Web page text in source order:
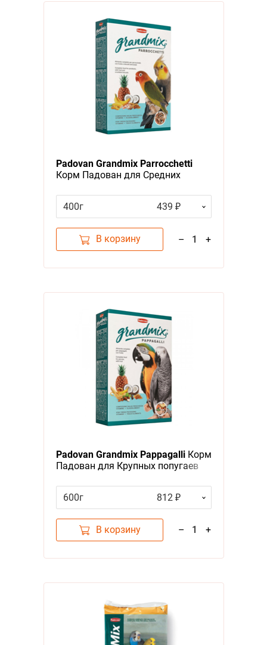
Padovan Grandmix Parrocchetti
Корм Падован для Средних
400г
439 ₽
В корзину – 1 +
Padovan Grandmix PappagalliКорм
Падован для Крупных попугаев
600г
812 ₽
В корзину – 1 +